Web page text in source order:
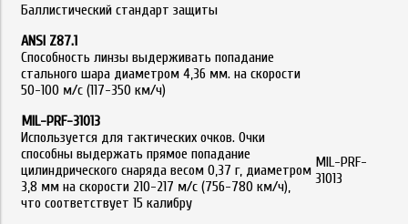
Баллистический стандарт защиты
ANSI Z87.1
Способность линзы выдерживать попадание
стального шара диаметром 4,36 мм. на скорости
50-100 м/с (117-350 км/ч)
MIL-PRF-31013
Используется для тактических очков. Очки
способны выдержать прямое попадание
цилиндрического снаряда весом 0,37 г, диаметром
3,8 мм на скорости 210-217 м/с (756-780 км/ч),
что соответствует 15 калибру
MIL-PRF-
31013